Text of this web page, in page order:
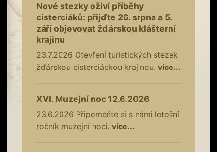
Nové stezky oživí příběhy
cisterciáků: přijďte 26. srpna a 5.
září objevovat žďárskou klášterní
krajinu
23.7.2026 Otevření turistických stezek
žďárskou cisterciáckou krajinou. více...
XVI. Muzejní noc 12.6.2026
23.6.2026 Připomeňte si s námi letošní
ročník muzejní noci. více...